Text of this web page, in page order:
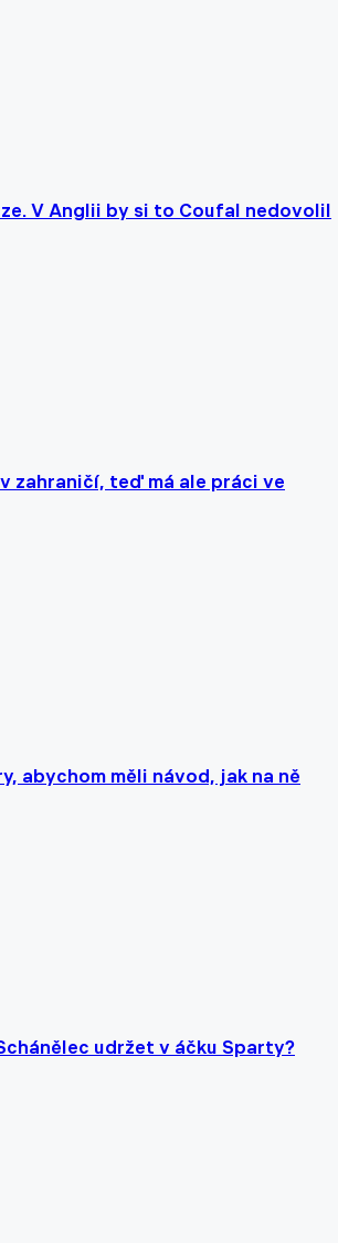
V Anglii by si to Coufal nedovolil
zahraničí, teď má ale práci ve
abychom měli návod, jak na ně
udržet v áčku Sparty?